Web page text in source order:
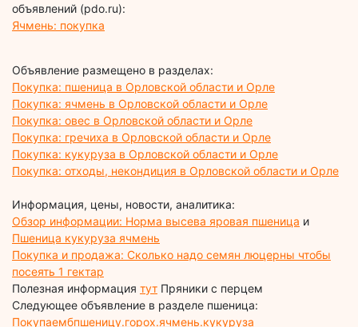
объявлений (pdo.ru):
Ячмень: покупка
Объявление размещено в разделах:
Покупка: пшеница в Орловской области и Орле
Покупка: ячмень в Орловской области и Орле
Покупка: овес в Орловской области и Орле
Покупка: гречиха в Орловской области и Орле
Покупка: кукуруза в Орловской области и Орле
Покупка: отходы, некондиция в Орловской области и Орле
Информация, цены, новости, аналитика:
Обзор информации: Норма высева яровая пшеница и
Пшеница кукуруза ячмень
Покупка и продажа: Сколько надо семян люцерны чтобы
посеять 1 гектар
Полезная информация тут Пряники с перцем
Следующее объявление в разделе пшеница:
Покупаембпшеницу.горох.ячмень.кукуруза